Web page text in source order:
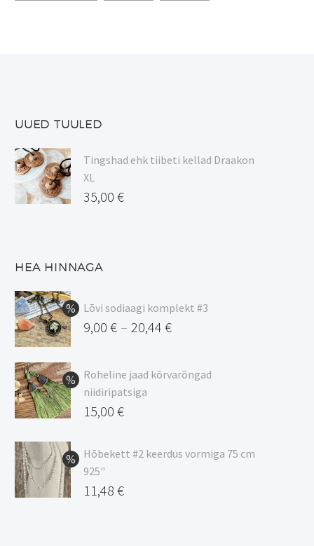
UUED TUULED
Tingshad ehk tiibeti kellad Draakon
XL
35,00 €
HEA HINNAGA
Lõvi sodiaagi komplekt #3
9,00 € – 20,44 €
9,00 €
kuni
20,44 €
Roheline jaad kõrvarõngad
niidiripatsiga
Algne
oli:
17,00 €.
15,00 €
hind
on:
15,00 €.
Hõbekett #2 keerdus vormiga 75 cm
925"
Algne
11,48 €